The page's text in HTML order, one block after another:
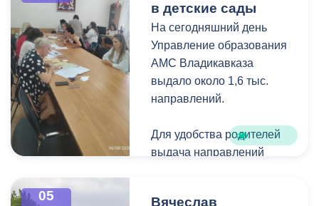
деревьями,
муниципальные служащие
с утра косят, пилят
поросль между
захоронениями и
собирают скошенную
в детские сады
На сегодняшний день
Управление образования
АМС Владикавказа
выдало около 1,6 тыс.
направлений.
Для удобства родителей
выдача направлений
05
Вячеслав